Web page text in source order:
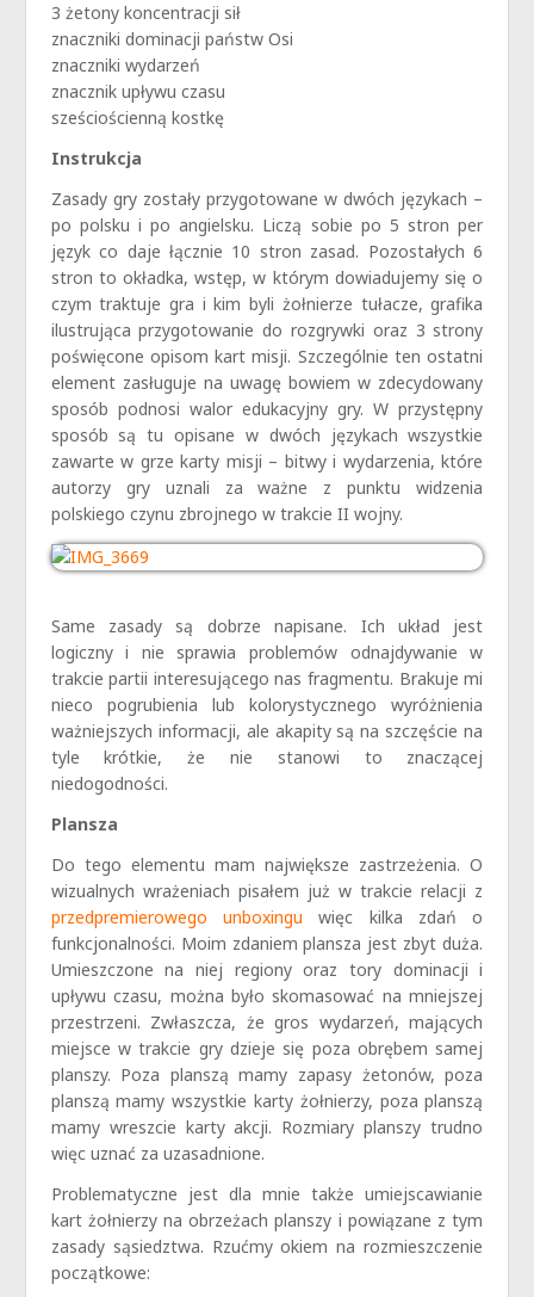
3 żetony koncentracji sił
znaczniki dominacji państw Osi
znaczniki wydarzeń
znacznik upływu czasu
sześciościenną kostkę
Instrukcja
Zasady gry zostały przygotowane w dwóch językach –
po polsku i po angielsku. Liczą sobie po 5 stron per
język co daje łącznie 10 stron zasad. Pozostałych 6
stron to okładka, wstęp, w którym dowiadujemy się o
czym traktuje gra i kim byli żołnierze tułacze, grafika
ilustrująca przygotowanie do rozgrywki oraz 3 strony
poświęcone opisom kart misji. Szczególnie ten ostatni
element zasługuje na uwagę bowiem w zdecydowany
sposób podnosi walor edukacyjny gry. W przystępny
sposób są tu opisane w dwóch językach wszystkie
zawarte w grze karty misji – bitwy i wydarzenia, które
autorzy gry uznali za ważne z punktu widzenia
polskiego czynu zbrojnego w trakcie II wojny.
Same zasady są dobrze napisane. Ich układ jest
logiczny i nie sprawia problemów odnajdywanie w
trakcie partii interesującego nas fragmentu. Brakuje mi
nieco pogrubienia lub kolorystycznego wyróżnienia
ważniejszych informacji, ale akapity są na szczęście na
tyle krótkie, że nie stanowi to znaczącej
niedogodności.
Plansza
Do tego elementu mam największe zastrzeżenia. O
wizualnych wrażeniach pisałem już w trakcie relacji z
przedpremierowego unboxingu więc kilka zdań o
funkcjonalności. Moim zdaniem plansza jest zbyt duża.
Umieszczone na niej regiony oraz tory dominacji i
upływu czasu, można było skomasować na mniejszej
przestrzeni. Zwłaszcza, że gros wydarzeń, mających
miejsce w trakcie gry dzieje się poza obrębem samej
planszy. Poza planszą mamy zapasy żetonów, poza
planszą mamy wszystkie karty żołnierzy, poza planszą
mamy wreszcie karty akcji. Rozmiary planszy trudno
więc uznać za uzasadnione.
Problematyczne jest dla mnie także umiejscawianie
kart żołnierzy na obrzeżach planszy i powiązane z tym
zasady sąsiedztwa. Rzućmy okiem na rozmieszczenie
początkowe: